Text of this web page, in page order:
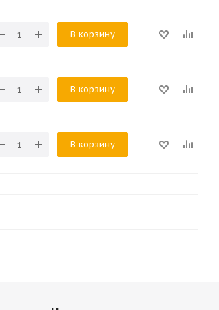
В корзину
В корзину
В корзину